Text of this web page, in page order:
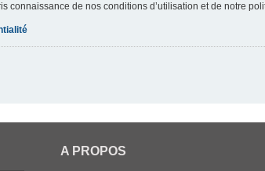
connaissance de nos conditions d’utilisation et de notre
A PROPOS